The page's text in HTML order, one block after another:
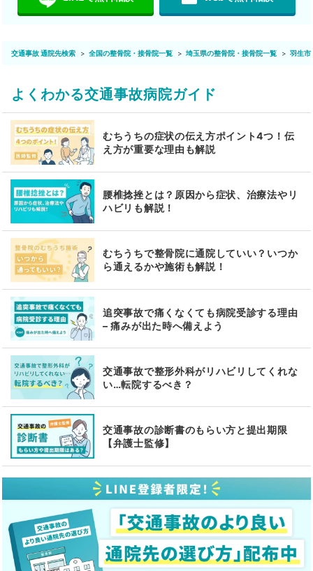
交通事故 通院先検索 全国の整骨院・接骨院一覧 埼玉県の整骨院・接骨院一覧 羽生市
よくわかる交通事故病院ガイド
むちうちの症状の伝え方ポイント4つ！伝
え方が重要な理由も解説
腰椎捻挫とは？原因から症状、治療法やリ
ハビリも解説！
むちうちで整骨院に通院していい？いつか
ら通えるかや施術も解説！
追突事故で痛くなくても病院受診する理由
– 痛みが出た時へ備えよう
交通事故で整形外科がリハビリしてくれな
い…転院するべき？
交通事故の診断書のもらい方と提出期限
【弁護士監修】